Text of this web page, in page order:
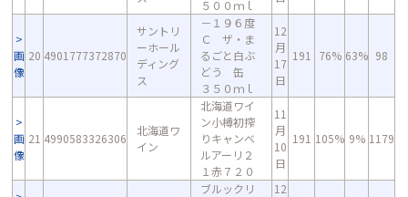
５００ｍｌ
画
像
20 4901777372870
サントリ
ーホール
ディング
ス
－１９６度
Ｃ ザ・ま
るごと白ぶ
どう 缶
３５０ｍｌ
12
月
17
日
191 76% 63% 98
画
像
21 4990583326306
北海道ワ
イン
北海道ワイ
ン小樽初搾
りキャンベ
ルアーリ２
１赤７２０
11
月
10
日
191 105% 9% 1179
ブルックリ
12